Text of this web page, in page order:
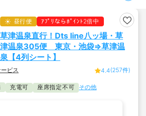
昼行便 ｱﾌﾟﾘならﾎﾟｲﾝﾄ2倍中
草津温泉直行！Dts line八ッ場・草
津温泉305便 東京・池袋⇒草津温
泉【4列シート】
ビス 4.4(257件)
充電可 座席指定不可 その他